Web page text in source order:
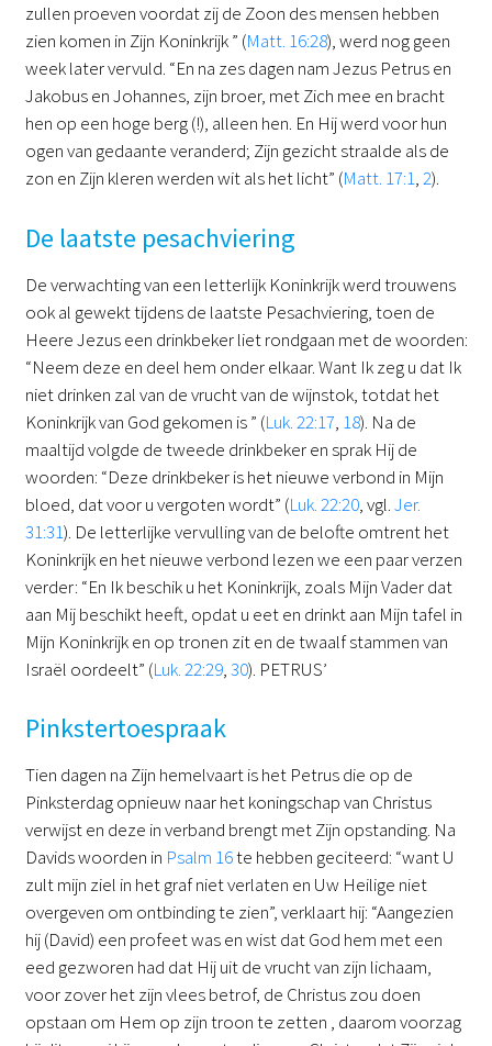
zullen proeven voordat zij de Zoon des mensen hebben
zien komen in Zijn Koninkrijk ” (Matt. 16:28), werd nog geen
week later vervuld. “En na zes dagen nam Jezus Petrus en
Jakobus en Johannes, zijn broer, met Zich mee en bracht
hen op een hoge berg (!), alleen hen. En Hij werd voor hun
ogen van gedaante veranderd; Zijn gezicht straalde als de
zon en Zijn kleren werden wit als het licht” (Matt. 17:1,2).
De laatste pesachviering
De verwachting van een letterlijk Koninkrijk werd trouwens
ook al gewekt tijdens de laatste Pesachviering, toen de
Heere Jezus een drinkbeker liet rondgaan met de woorden:
“Neem deze en deel hem onder elkaar. Want Ik zeg u dat Ik
niet drinken zal van de vrucht van de wijnstok, totdat het
Koninkrijk van God gekomen is ” (Luk. 22:17, 18). Na de
maaltijd volgde de tweede drinkbeker en sprak Hij de
woorden: “Deze drinkbeker is het nieuwe verbond in Mijn
bloed, dat voor u vergoten wordt” (Luk. 22:20, vgl.Jer.
31:31). De letterlijke vervulling van de belofte omtrent het
Koninkrijk en het nieuwe verbond lezen we een paar verzen
verder: “En Ik beschik u het Koninkrijk, zoals Mijn Vader dat
aan Mij beschikt heeft, opdat u eet en drinkt aan Mijn tafel in
Mijn Koninkrijk en op tronen zit en de twaalf stammen van
Israël oordeelt” (Luk. 22:29,30). PETRUS’
Pinkstertoespraak
Tien dagen na Zijn hemelvaart is het Petrus die op de
Pinksterdag opnieuw naar het koningschap van Christus
verwijst en deze in verband brengt met Zijn opstanding. Na
Davids woorden in Psalm 16te hebben geciteerd: “want U
zult mijn ziel in het graf niet verlaten en Uw Heilige niet
overgeven om ontbinding te zien”, verklaart hij: “Aangezien
hij (David) een profeet was en wist dat God hem met een
eed gezworen had dat Hij uit de vrucht van zijn lichaam,
voor zover het zijn vlees betrof, de Christus zou doen
opstaan om Hem op zijn troon te zetten , daarom voorzag